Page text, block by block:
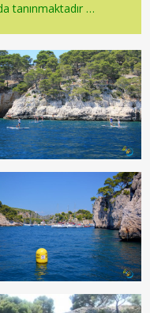
tanınmaktadır …